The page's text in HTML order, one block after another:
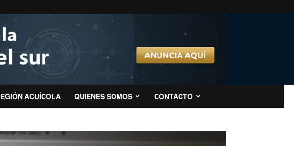
ACUÍCOLA QUIENES SOMOS CONTACTO